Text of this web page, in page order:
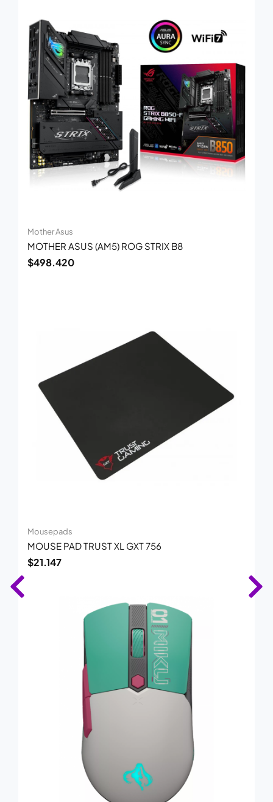
Mother Asus
MOTHER ASUS (AM5) ROG STRIX B8
$498.420
Mousepads
MOUSE PAD TRUST XL GXT 756
$21.147